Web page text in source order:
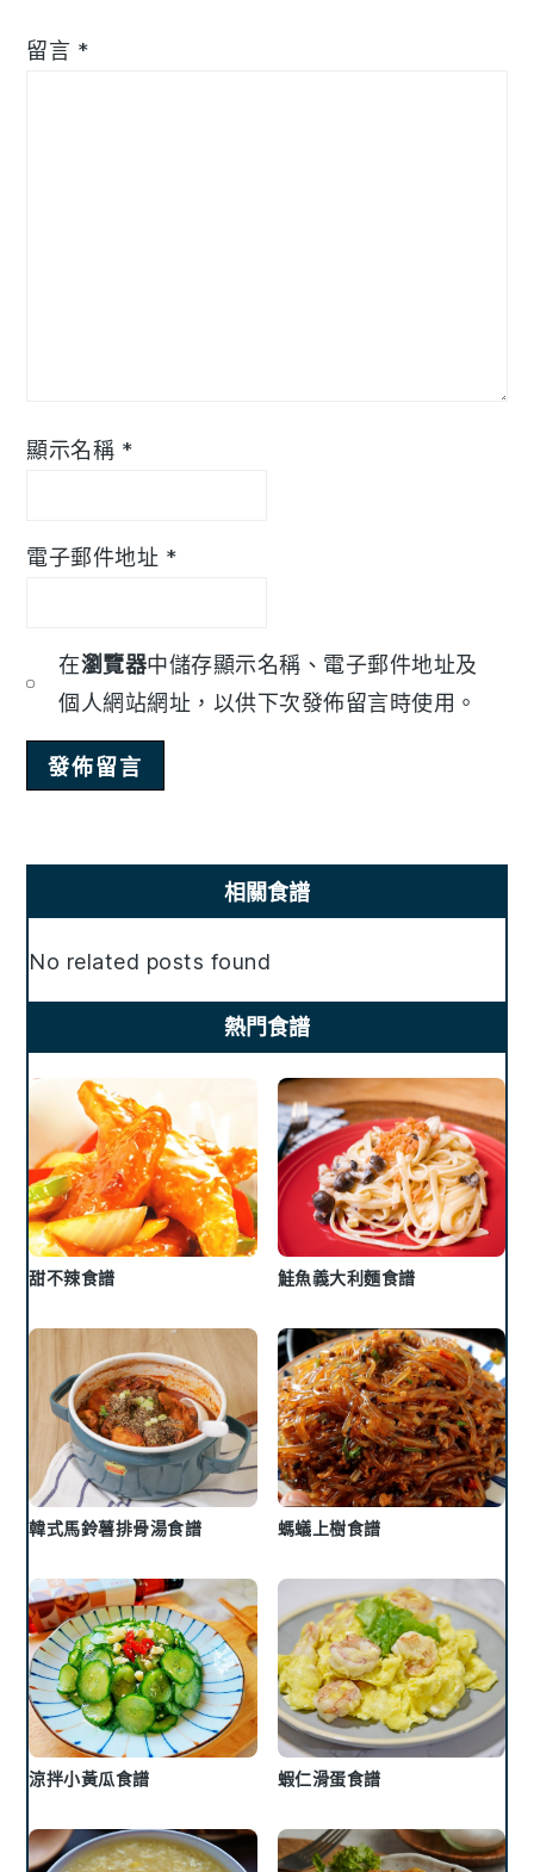
留言 *
顯示名稱 *
電子郵件地址 *
在瀏覽器中儲存顯示名稱、電子郵件地址及
個人網站網址，以供下次發佈留言時使用。
Sidebar
相關食譜
No related posts found
熱門食譜
甜不辣食譜 鮭魚義大利麵食譜
韓式馬鈴薯排骨湯食譜 螞蟻上樹食譜
涼拌小黃瓜食譜 蝦仁滑蛋食譜